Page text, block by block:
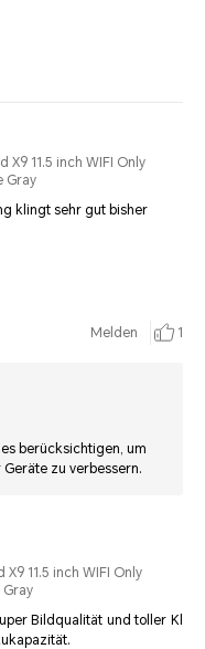
X9 11.5 inch WIFI Only
Gray
klingt sehr gut bisher
Melden 1
berücksichtigen, um
zu verbessern.
X9 11.5 inch WIFI Only
Gray
Bildqualität und toller Kl